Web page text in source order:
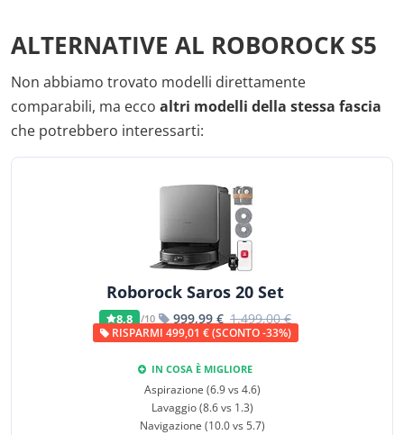
ALTERNATIVE AL ROBOROCK S5
Non abbiamo trovato modelli direttamente
comparabili, ma ecco altri modelli della stessa fascia
che potrebbero interessarti:
Roborock Saros 20 Set
8,8 /10 999,99 € 1.499,00 €
RISPARMI 499,01 € (SCONTO -33%)
IN COSA È MIGLIORE
Aspirazione (6.9 vs 4.6)
Lavaggio (8.6 vs 1.3)
Navigazione (10.0 vs 5.7)